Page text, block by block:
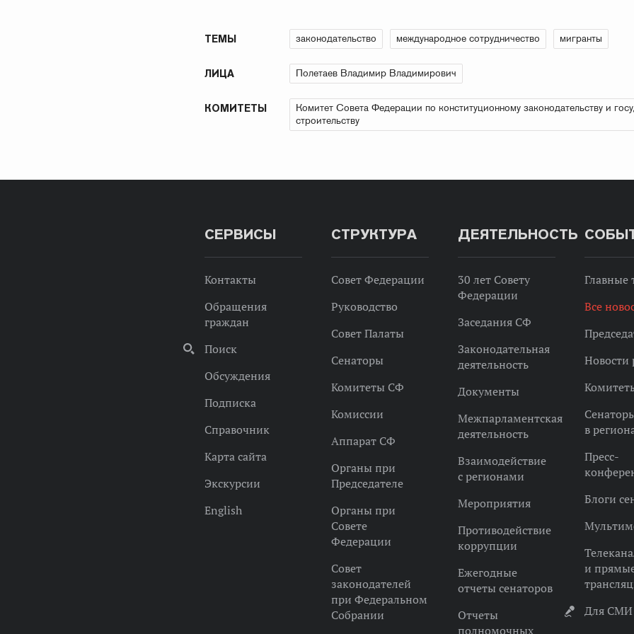
ТЕМЫ законодательство международное сотрудничество мигранты
ЛИЦА Полетаев Владимир Владимирович
КОМИТЕТЫ
Комитет Совета Федерации по конституционному законодательству и
строительству
СЕРВИСЫ
Контакты
Обращения
граждан
Поиск
Обсуждения
Подписка
Справочник
Карта сайта
Экскурсии
English
СТРУКТУРА
Совет Федерации
Руководство
Совет Палаты
Сенаторы
Комитеты СФ
Комиссии
Аппарат СФ
Органы при
Председателе
Органы при
Совете
Федерации
Совет
законодателей
при Федеральном
Собрании
ДЕЯТЕЛЬНОСТЬ
30 лет Совету
Федерации
Заседания СФ
Законодательная
деятельность
Документы
Межпарламентская
деятельность
Взаимодействие
с регионами
Мероприятия
Противодействие
коррупции
Ежегодные
отчеты сенаторов
Отчеты
полномочных
Главные
Все
Новости
в
Пресс-
Блоги
и
Для СМИ